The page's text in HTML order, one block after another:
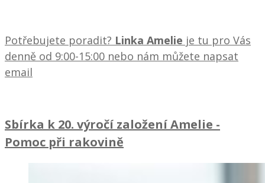
Potřebujete poradit? Linka Amelie je tu pro Vás
denně od 9:00-15:00 nebo nám můžete napsat
email
Sbírka k 20. výročí založení Amelie -
Pomoc při rakovině